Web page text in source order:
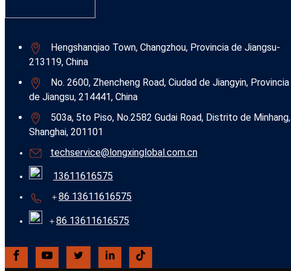
Hengshanqiao Town, Changzhou, Provincia de Jiangsu-
213119, China
No. 2600, Zhencheng Road, Ciudad de Jiangyin, Provincia
de Jiangsu, 214441, China
503a, 5to Piso, No.2582 Gudai Road, Distrito de Minhang,
Shanghai, 201101
techservice@longxinglobal.com.cn
13611616575
＋86 13611616575
＋86 13611616575